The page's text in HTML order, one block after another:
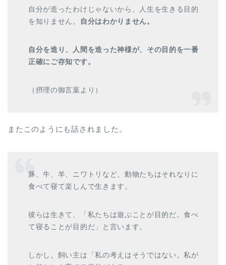
自分が造ったわけじゃないから、人生を生きる目的
を知りません。
自分はわかりません。
自分を造り、人間を造った神様が、その目的を一番
正確にご存知です。
（摂理の御言葉より）
またこのようにも話されました。
豚、牛、羊、ニワトリなど、動物たちはそれなりに
食べて寝て楽しんで生きます。
彼らは生きて、「私たちは遊ぶことが目的だ。食べ
て寝ることが目的だ」と言います。
しかし
飼い主は「私の考えはそうではない。私が